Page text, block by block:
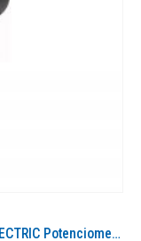
M22-R10K 229491 M22-R10KQ EATON ELECTRIC Potenciometro 22 mm R 10 kOhm Anillo Titanio